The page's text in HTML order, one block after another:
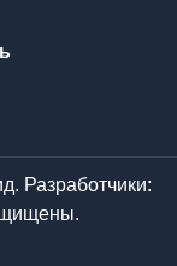
Разработчики: